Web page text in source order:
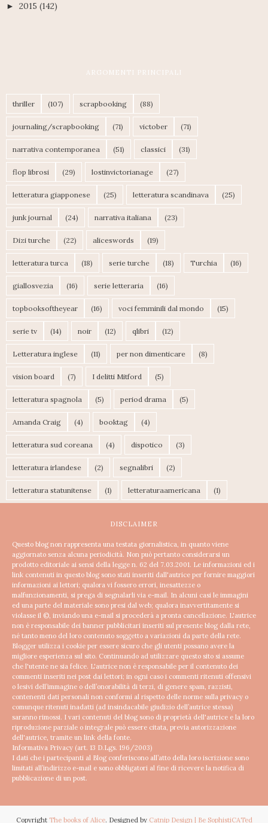
► 2015 (142)
ARGOMENTI PRINCIPALI
thriller (107) scrapbooking (88)
journaling/scrapbooking (71) victober (71)
narrativa contemporanea (51) classici (31)
flop librosi (29) lostinvictorianage (27)
letteratura giapponese (25) letteratura scandinava (25)
junk journal (24) narrativa italiana (23)
Dizi turche (22) aliceswords (19)
letteratura turca (18) serie turche (18) Turchia (16)
giallosvezia (16) serie letteraria (16)
topbooksoftheyear (16) voci femminili dal mondo (15)
serie tv (14) noir (12) qlibri (12)
Letteratura inglese (11) per non dimenticare (8)
vision board (7) I delitti Mitford (5)
letteratura spagnola (5) period drama (5)
Amanda Craig (4) booktag (4)
letteratura sud coreana (4) dispotico (3)
letteratura irlandese (2) segnalibri (2)
letteratura statunitense (1) letteraturaamericana (1)
DISCLAIMER
Questo blog non rappresenta una testata giornalistica, in quanto viene
aggiornato senza alcuna periodicità. Non può pertanto considerarsi un
prodotto editoriale ai sensi della legge n. 62 del 7.03.2001. Le informazioni ed i
link contenuti in questo blog sono stati inseriti dall'autrice per fornire maggiori
informazioni ai lettori; qualora vi fossero errori, inesattezze o
malfunzionamenti, si prega di segnalarli via e-mail. In alcuni casi le immagini
ed una parte del materiale sono presi dal web; qualora inavvertitamente si
violasse il ©, inviando una e-mail si procederà a pronta cancellazione. L'autrice
non è responsabile dei banner pubblicitari inseriti sul presente blog dalla rete,
né tanto meno del loro contenuto soggetto a variazioni da parte della rete.
Blogger utilizza i cookie per essere sicuro che gli utenti possano avere la
migliore esperienza sul sito. Continuando ad utilizzare questo sito si assume
che l'utente ne sia felice. L'autrice non è responsabile per il contenuto dei
commenti inseriti nei post dai lettori; in ogni caso i commenti ritenuti offensivi
o lesivi dell’immagine o dell’onorabilità di terzi, di genere spam, razzisti,
contenenti dati personali non conformi al rispetto delle norme sulla privacy o
comunque ritenuti inadatti (ad insindacabile giudizio dell’autrice stessa)
saranno rimossi. I vari contenuti del blog sono di proprietà dell'autrice e la loro
riproduzione parziale o integrale può essere citata, previa autorizzazione
dell'autrice, tramite un link della fonte.
Informativa Privacy (art. 13 D.Lgs. 196/2003)
I dati che i partecipanti al Blog conferiscono all’atto della loro iscrizione sono
limitati all’indirizzo e-mail e sono obbligatori al fine di ricevere la notifica di
pubblicazione di un post.
Copyright The books of Alice. Designed by Catnip Design | Be SophistiCATed